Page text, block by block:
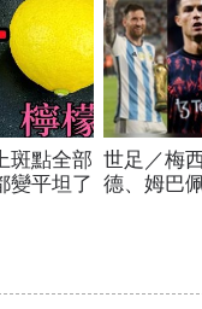
斑點全部
變平坦了
世足／梅
德、姆巴
73億！選